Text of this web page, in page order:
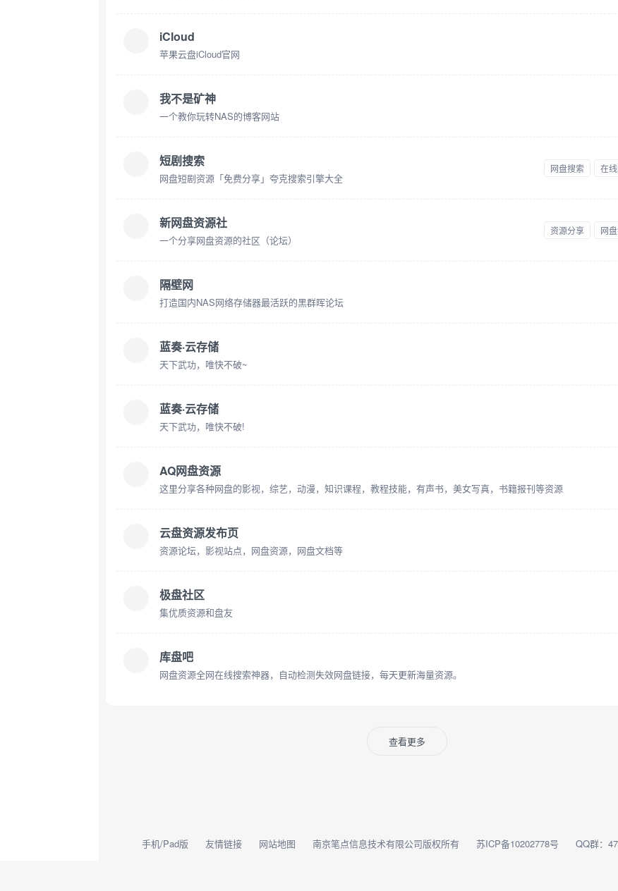
iCloud
苹果云盘iCloud官网
我不是矿神
一个教你玩转NAS的博客网站
短剧搜索
网盘短剧资源「免费分享」夸克搜索引擎大全
网盘搜索 在
新网盘资源社
一个分享网盘资源的社区（论坛）
资源分享 网
隔壁网
打造国内NAS网络存储器最活跃的黑群晖论坛
蓝奏·云存储
天下武功，唯快不破~
蓝奏·云存储
天下武功，唯快不破!
AQ网盘资源
这里分享各种网盘的影视，综艺，动漫，知识课程，教程技能，有声书，美女写真，书籍报刊等资源
云盘资源发布页
资源论坛，影视站点，网盘资源，网盘文档等
极盘社区
集优质资源和盘友
库盘吧
网盘资源全网在线搜索神器，自动检测失效网盘链接，每天更新海量资源。
查看更多
手机/Pad版 友情链接 网站地图 南京笔点信息技术有限公司版权所有 苏ICP备10202778号 QQ群：